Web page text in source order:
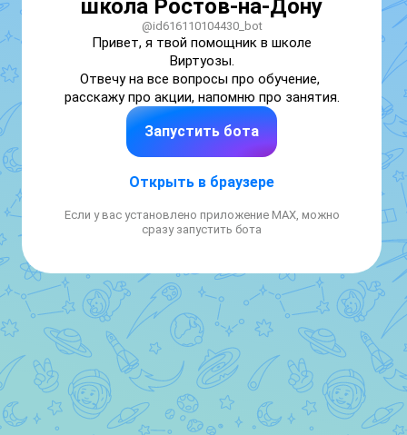
школа Ростов-на-Дону
@id616110104430_bot
Привет, я твой помощник в школе
Виртуозы.
Отвечу на все вопросы про обучение,
расскажу про акции, напомню про занятия.
Запустить бота
Открыть в браузере
Если у вас установлено приложение MAX, можно
сразу запустить бота